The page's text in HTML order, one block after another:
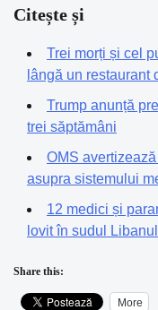
Citește și
Trei morți și cel
lângă un restaurant
Trump anunță
trei săptămâni
OMS
asupra sistemului
12 medici și
lovit în sudul
Share this:
More